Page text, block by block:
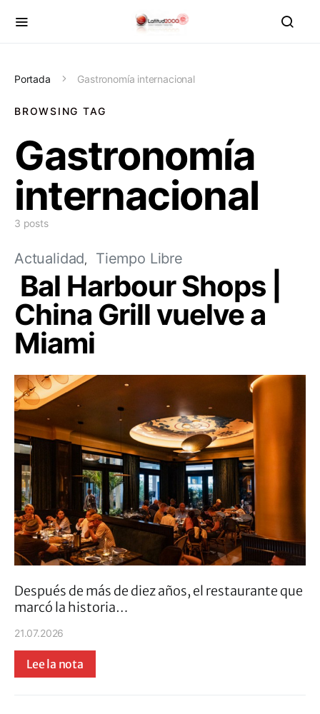
Portada Gastronomía internacional
BROWSING TAG
Gastronomía
internacional
3 posts
Actualidad Tiempo Libre
Bal Harbour Shops |
China Grill vuelve a
Miami
Después de más de diez años, el restaurante que
marcó la historia…
21.07.2026
Lee la nota